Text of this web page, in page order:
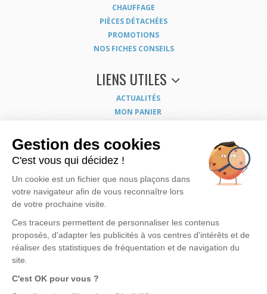
CHAUFFAGE
PIÈCES DÉTACHÉES
PROMOTIONS
NOS FICHES CONSEILS
LIENS UTILES
ACTUALITÉS
MON PANIER
NOUS CONTACTER
COORDONNÉES
CONDITIONS GÉNÉRALES DE VENTE
MENTIONS LÉGALES
POLITIQUE DE CONFIDENTIALITÉ
EXERCEZ VOS DROITS
PLAN DU SITE
Nous mettons à votre disposition notre savoir faire et expérience pour vous apporter
meilleure solution possible pour rendre votre eau de meilleure qualité
Gestion des cookies
C'est vous qui décidez !
Un cookie est un fichier que nous plaçons dans
votre navigateur afin de vous reconnaître lors
de votre prochaine visite.
Ces traceurs permettent de personnaliser les contenus
proposés, d'adapter les publicités à vos centres d'intérêts et de
réaliser des statistiques de fréquentation et de navigation du
site.
C'est OK pour vous ?